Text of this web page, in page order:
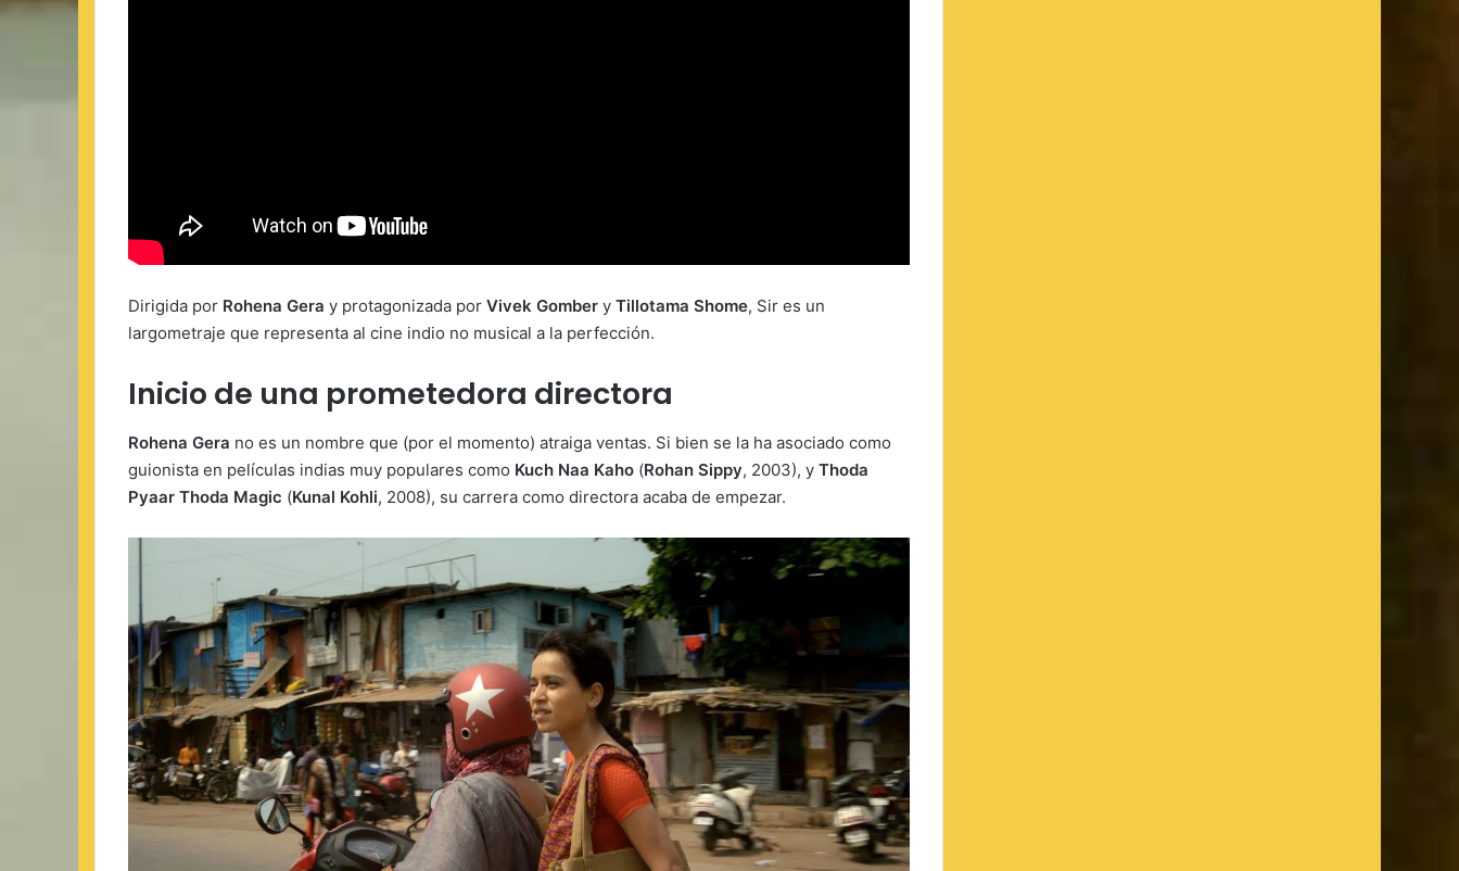
Dirigida por Rohena Gera y protagonizada por Vivek Gomber y Tillotama Shome, Sir es un
largometraje que representa al cine indio no musical a la perfección.
Inicio de una prometedora directora
Rohena Gera no es un nombre que (por el momento) atraiga ventas. Si bien se la ha asociado como
guionista en películas indias muy populares como Kuch Naa Kaho (Rohan Sippy, 2003), y Thoda
Pyaar Thoda Magic (Kunal Kohli, 2008), su carrera como directora acaba de empezar.